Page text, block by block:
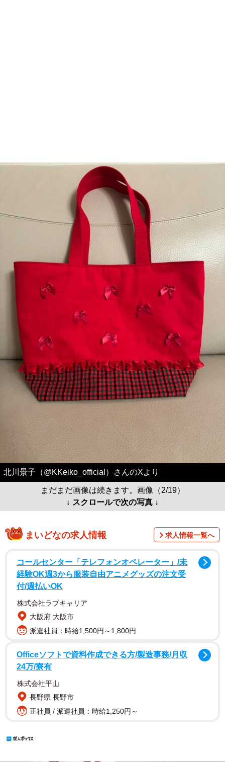
北川景子（@KKeiko_official）さんのXより
まだまだ画像は続きます。画像（2/19）
↓ スクロールで次の写真 ↓
まいどなの求人情報 求人情報一覧へ
コールセンター「テレフォンオペレーター」/未
経験OK週3から服装自由アニメグッズの注文受
付/週払いOK
株式会社ラブキャリア
大阪府 大阪市
派遣社員：時給1,500円～1,800円
Officeソフトで資料作成できる方/製造事務/月収
24万/寮有
株式会社平山
長野県 長野市
正社員 / 派遣社員：時給1,250円～